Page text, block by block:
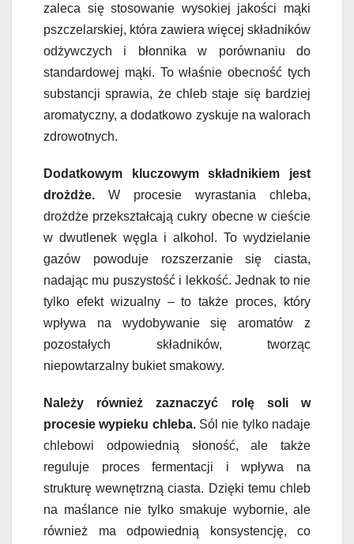
zaleca się stosowanie wysokiej jakości mąki
pszczelarskiej, która zawiera więcej składników
odżywczych i błonnika w porównaniu do
standardowej mąki. To właśnie obecność tych
substancji sprawia, że chleb staje się bardziej
aromatyczny, a dodatkowo zyskuje na walorach
zdrowotnych.
Dodatkowym kluczowym składnikiem jest
drożdże. W procesie wyrastania chleba,
drożdże przekształcają cukry obecne w cieście
w dwutlenek węgla i alkohol. To wydzielanie
gazów powoduje rozszerzanie się ciasta,
nadając mu puszystość i lekkość. Jednak to nie
tylko efekt wizualny – to także proces, który
wpływa na wydobywanie się aromatów z
pozostałych składników, tworząc
niepowtarzalny bukiet smakowy.
Należy również zaznaczyć rolę soli w
procesie wypieku chleba. Sól nie tylko nadaje
chlebowi odpowiednią słoność, ale także
reguluje proces fermentacji i wpływa na
strukturę wewnętrzną ciasta. Dzięki temu chleb
na maślance nie tylko smakuje wybornie, ale
również ma odpowiednią konsystencję, co